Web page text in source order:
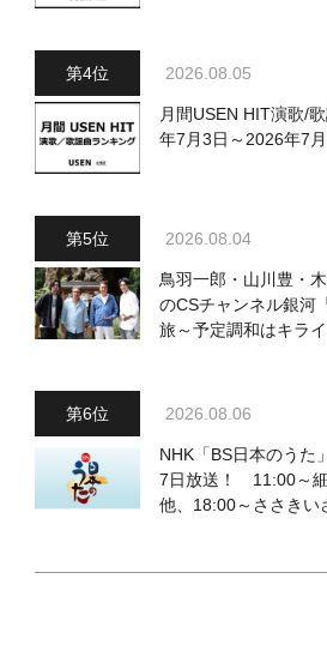
2026.08.05
月間USEN HIT演歌/
年7月3日～2026年7月
2026.08.04
鳥羽一郎・山川豊・
のCSチャンネル銀河
旅～予定調和はキラ
2026.08.06
NHK「BS日本のうた
7日放送！ 11:00～
他、18:00～ささきい